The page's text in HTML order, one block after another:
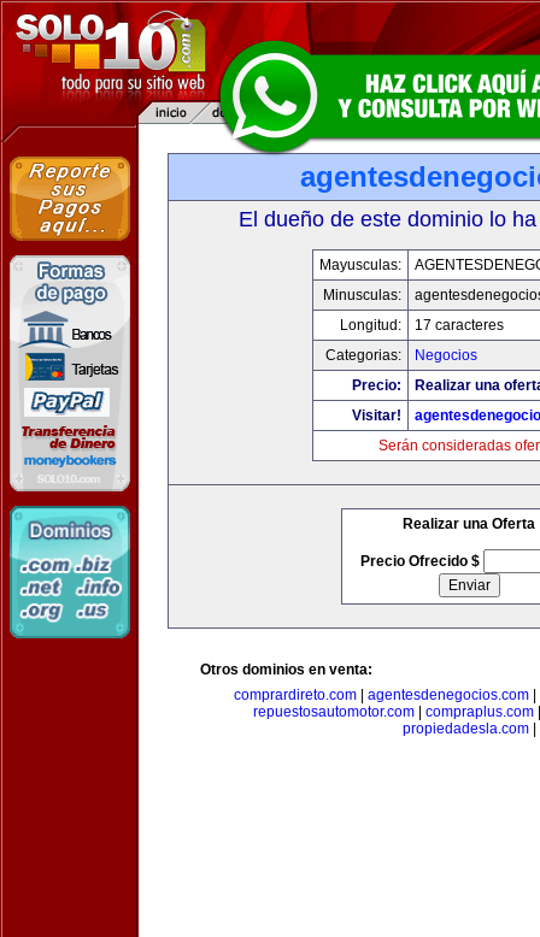
El dueño de este dominio lo
Mayusculas:
Minusculas:
Longitud:
17 caracteres
Categorias:
Negocios
Precio:
Realizar una
Visitar!
Serán consideradas
Realizar una Oferta
Precio Ofrecido $
Otros dominios en venta:
comprardireto.com| agentesdenegocios.com|
repuestosautomotor.com
compraplus.com
propiedadesla.com|